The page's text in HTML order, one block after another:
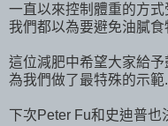
一直以來控制體重的方式
我們都以為要避免油膩
這位減肥中希望大家給予
為我們做了最特殊的示範
下次Peter Fu和史迪普也